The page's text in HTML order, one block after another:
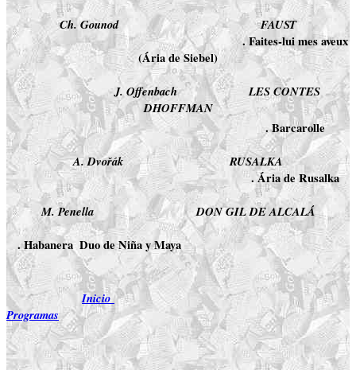
Ch. Gounod
FAUST
. Faites-lui mes aveux
(Ária de Siebel)
J. Offenbach
LES CONTES
DHOFFMAN
. Barcarolle
A. Dvořák
RUSALKA
. Ária de Rusalka
M. Penella
DON GIL DE ALCALÁ
. Habanera  Duo de Niña y Maya
Inicio
Programas